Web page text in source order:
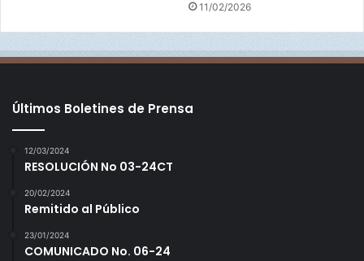
1
11/02/2026
Últimos Boletines de Prensa
12/03/2024
RESOLUCIÓN No 03-24CT
20/02/2024
Remitido al Público
23/01/2024
COMUNICADO No. 06-24